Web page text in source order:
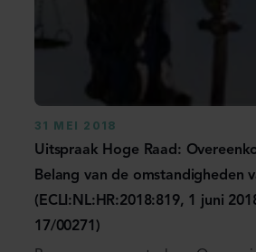
31 MEI 2018
Uitspraak Hoge Raad:
Belang van de omstandigheden
(ECLI:NL:HR:2018:819, 1 juni
17/00271)